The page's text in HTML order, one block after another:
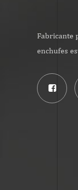
Fabricante
enchufes